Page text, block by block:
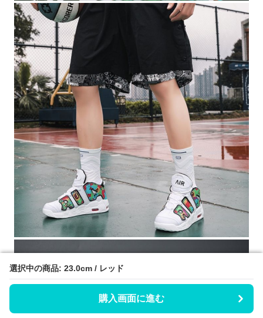
選択中の商品: 23.0cm / レッド
購入画面に進む
選択中の商品: 23.0cm / レッド
購入画面に進む